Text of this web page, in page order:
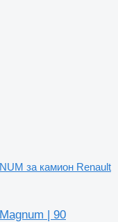
за камион Renault
| 90